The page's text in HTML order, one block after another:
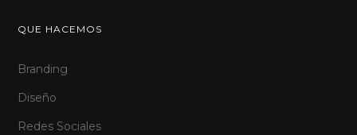
QUE HACEMOS
Branding
Diseño
Redes Sociales